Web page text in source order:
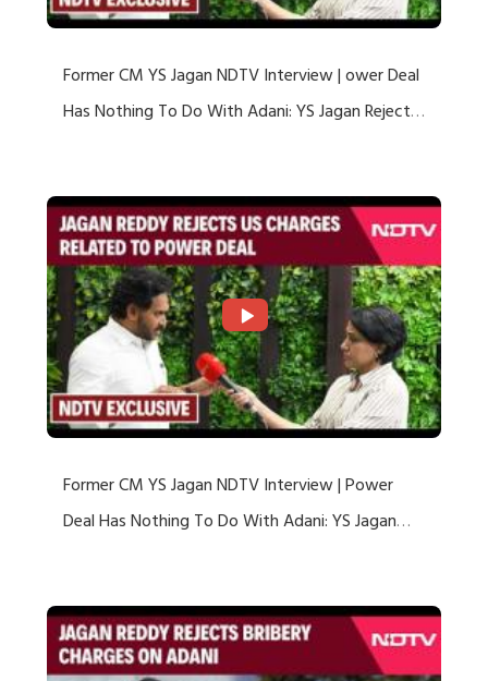
Former CM YS Jagan NDTV Interview | ower Deal
Has Nothing To Do With Adani: YS Jagan Rejects
Former CM YS Jagan NDTV Interview | Power
Deal Has Nothing To Do With Adani: YS Jagan